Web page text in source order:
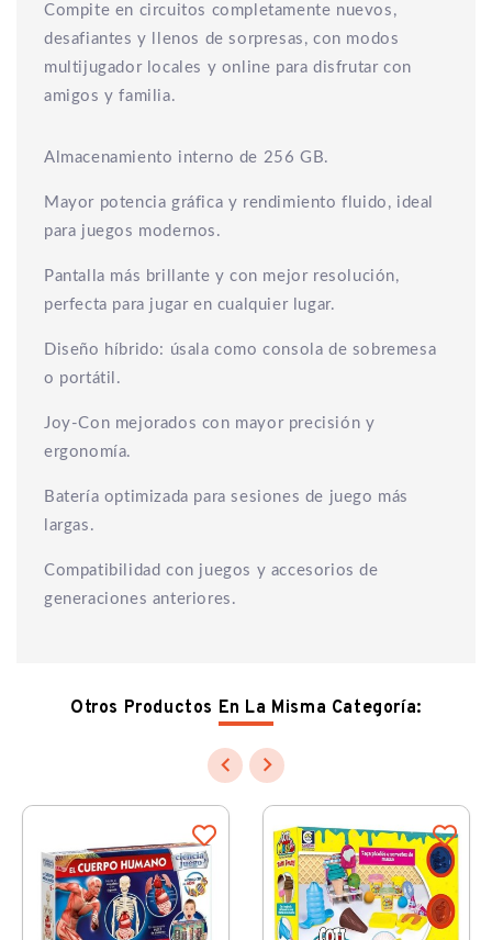
Compite en circuitos completamente nuevos,
desafiantes y llenos de sorpresas, con modos
multijugador locales y online para disfrutar con
amigos y familia.
Almacenamiento interno de 256 GB.
Mayor potencia gráfica y rendimiento fluido, ideal
para juegos modernos.
Pantalla más brillante y con mejor resolución,
perfecta para jugar en cualquier lugar.
Diseño híbrido: úsala como consola de sobremesa
o portátil.
Joy-Con mejorados con mayor precisión y
ergonomía.
Batería optimizada para sesiones de juego más
largas.
Compatibilidad con juegos y accesorios de
generaciones anteriores.
Otros Productos En La Misma Categoría:
 